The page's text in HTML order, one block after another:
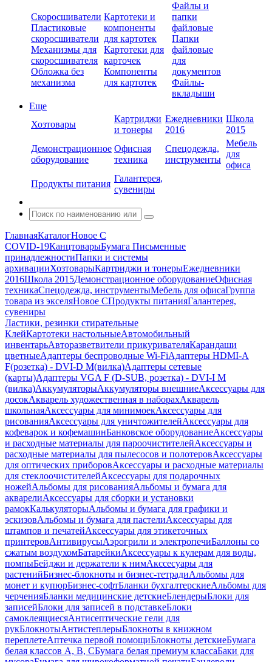
Скоросшиватели
Пластиковые
скоросшиватели
Механизмы для
скоросшивателя
Обложка без
механизма
Картотеки и
компоненты
для картотек
Картотеки для
карточек
Компоненты
для картотек
Файлы и
папки
файловые
Папки
файловые
для
документов
Файлы-
вкладыши
Еще
Хозтовары
Картриджи
и тонеры
Ежедневники
2016
Школа
2015
Демонстрационное
оборудование
Офисная
техника
Спецодежда,
инструменты
Мебель
для
офиса
Продукты питания
Галантерея,
сувениры
ГлавнаяКаталогНовое С
COVID-19КанцтоварыБумага Письменные
принадлежностиПапки и системы
архивацииХозтоварыКартриджи и тонерыЕжедневники
2016Школа 2015Демонстрационное оборудованиеОфисная
техникаСпецодежда, инструментыМебель для офисаГруппа
товара из экселяНовое СПродукты питанияГалантерея,
сувениры
Ластики, резинки стирательные
КлейКартотеки настольныеАвтомобильный
инвентарьАвторазветвители прикуривателяКарандаши
цветныеАдаптеры беспроводные Wi-FiАдаптеры HDMI-A
F(розетка) - DVI-D M(вилка)Адаптеры сетевые
(карты)Адаптеры VGA F (D-SUB, розетка) - DVI-I M
(вилка)АккумуляторыАккумуляторы внешниеАксессуары для
досокАкварель художественная в наборахАкварель
школьнаяАксессуары для минимоекАксессуары для
рисованияАксессуары для уничтожителейАксессуары для
кофеварок и кофемашинБанковское оборудованиеАксессуары
и расходные материалы для пароочистителейАксессуары и
расходные материалы для пылесосов и полотеровАксессуары
для оптических приборовАксессуары и расходные материалы
для стеклоочистителейАксессуары для подарочных
ножейАльбомы для рисованияАльбомы и бумага для
акварелиАксессуары для сборки и установки
рамокКалькуляторыАльбомы и бумага для графики и
эскизовАльбомы и бумага для пастелиАксессуары для
штампов и печатейАксессуары для этикеточных
принтеровАнтивирусыАэрогрили и электропечиБаллоны со
сжатым воздухомБатарейкиАксессуары к кулерам для воды,
помпыБейджи и держатели к нимАкссесуары для
растенийБизнес-блокноты и бизнес-тетрадиАльбомы для
монет и купюрБизнес-софтБланки бухгалтерскиеАльбомы для
черченияБланки медицинские детскиеБлендерыБлоки для
записейБлоки для записей в подставкеБлоки
самоклеящиесяАнтисептические гели для
рукБлокнотыАнтистеплерыБлокноты в книжном
переплетеАптечка первой помощиБлокноты детскиеБумага
белая классов А, В, СБумага белая премиум классаБаки для